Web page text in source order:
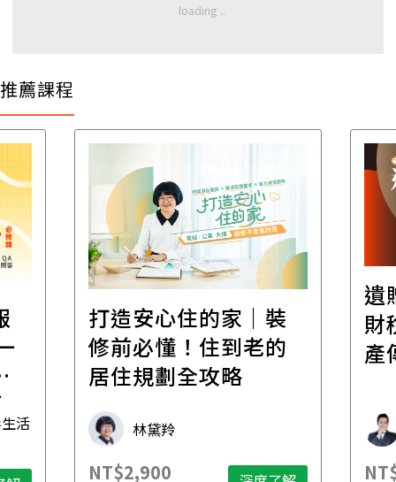
推薦課程
活
打造安心住的家｜裝
修前必懂！住到老的
居住規劃全攻略
林黛羚
NT$2,900
遺
財
產